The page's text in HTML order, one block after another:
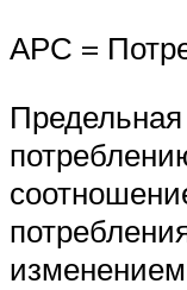
АРС =
Предельная